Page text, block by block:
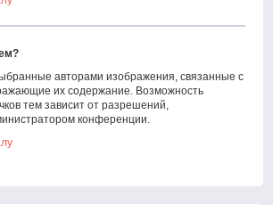
авторами изображения, связанные с
их содержание. Возможность
тем зависит от разрешений,
конференции.